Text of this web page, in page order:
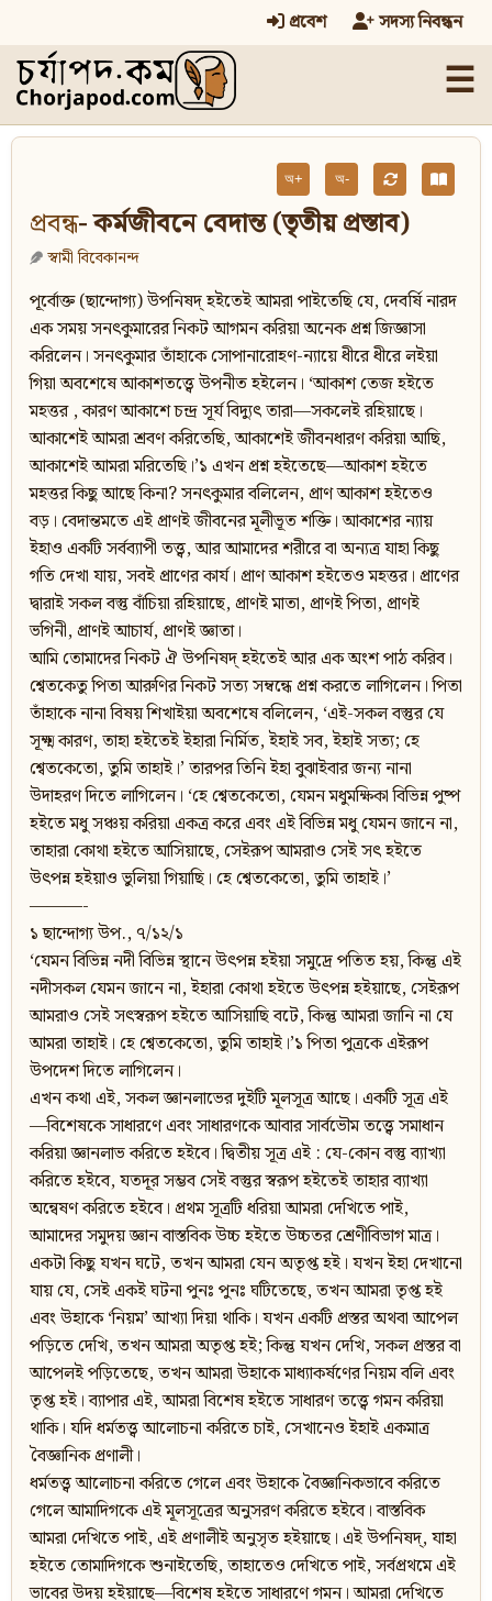
প্রবেশ সদস্য নিবন্ধন
☰
অ+ অ-
প্রবন্ধ- কর্মজীবনে বেদান্ত (তৃতীয় প্রস্তাব)
স্বামী বিবেকানন্দ
পূর্বোক্ত (ছান্দোগ্য) উপনিষদ‍্ হইতেই আমরা পাইতেছি যে, দেবর্ষি নারদ
এক সময় সনৎকুমারের নিকট আগমন করিয়া অনেক প্রশ্ন জিজ্ঞাসা
করিলেন। সনৎকুমার তাঁহাকে সোপানারোহণ-ন্যায়ে ধীরে ধীরে লইয়া
গিয়া অবশেষে আকাশতত্ত্বে উপনীত হইলেন। ‘আকাশ তেজ হইতে
মহত্তর , কারণ আকাশে চন্দ্র সূর্য বিদ্যুৎ তারা—সকলেই রহিয়াছে।
আকাশেই আমরা শ্রবণ করিতেছি, আকাশেই জীবনধারণ করিয়া আছি,
আকাশেই আমরা মরিতেছি।’১ এখন প্রশ্ন হইতেছে—আকাশ হইতে
মহত্তর কিছু আছে কিনা? সনৎকুমার বলিলেন, প্রাণ আকাশ হইতেও
বড়। বেদান্তমতে এই প্রাণই জীবনের মূলীভূত শক্তি। আকাশের ন্যায়
ইহাও একটি সর্বব্যাপী তত্ত্ব, আর আমাদের শরীরে বা অন্যত্র যাহা কিছু
গতি দেখা যায়, সবই প্রাণের কার্য। প্রাণ আকাশ হইতেও মহত্তর। প্রাণের
দ্বারাই সকল বস্তু বাঁচিয়া রহিয়াছে, প্রাণই মাতা, প্রাণই পিতা, প্রাণই
ভগিনী, প্রাণই আচার্য, প্রাণই জ্ঞাতা।
আমি তোমাদের নিকট ঐ উপনিষদ‍্ হইতেই আর এক অংশ পাঠ করিব।
শ্বেতকেতু পিতা আরুণির নিকট সত্য সম্বন্ধে প্রশ্ন করতে লাগিলেন। পিতা
তাঁহাকে নানা বিষয় শিখাইয়া অবশেষে বলিলেন, ‘এই-সকল বস্তুর যে
সূক্ষ্ম কারণ, তাহা হইতেই ইহারা নির্মিত, ইহাই সব, ইহাই সত্য; হে
শ্বেতকেতো, তুমি তাহাই।’ তারপর তিনি ইহা বুঝাইবার জন্য নানা
উদাহরণ দিতে লাগিলেন। ‘হে শ্বেতকেতো, যেমন মধুমক্ষিকা বিভিন্ন পুষ্প
হইতে মধু সঞ্চয় করিয়া একত্র করে এবং এই বিভিন্ন মধু যেমন জানে না,
তাহারা কোথা হইতে আসিয়াছে, সেইরূপ আমরাও সেই সৎ হইতে
উৎপন্ন হইয়াও ভুলিয়া গিয়াছি। হে শ্বেতকেতো, তুমি তাহাই।’
———-
১ ছান্দোগ্য উপ., ৭/১২/১
‘যেমন বিভিন্ন নদী বিভিন্ন স্থানে উৎপন্ন হইয়া সমুদ্রে পতিত হয়, কিন্তু এই
নদীসকল যেমন জানে না, ইহারা কোথা হইতে উৎপন্ন হইয়াছে, সেইরূপ
আমরাও সেই সৎস্বরূপ হইতে আসিয়াছি বটে, কিন্তু আমরা জানি না যে
আমরা তাহাই। হে শ্বেতকেতো, তুমি তাহাই।’১ পিতা পুত্রকে এইরূপ
উপদেশ দিতে লাগিলেন।
এখন কথা এই, সকল জ্ঞানলাভের দুইটি মূলসূত্র আছে। একটি সূত্র এই
—বিশেষকে সাধারণে এবং সাধারণকে আবার সার্বভৌম তত্ত্বে সমাধান
করিয়া জ্ঞানলাভ করিতে হইবে। দ্বিতীয় সূত্র এই : যে-কোন বস্তু ব্যাখ্যা
করিতে হইবে, যতদূর সম্ভব সেই বস্তুর স্বরূপ হইতেই তাহার ব্যাখ্যা
অন্বেষণ করিতে হইবে। প্রথম সূত্রটি ধরিয়া আমরা দেখিতে পাই,
আমাদের সমুদয় জ্ঞান বাস্তবিক উচ্চ হইতে উচ্চতর শ্রেণীবিভাগ মাত্র।
একটা কিছু যখন ঘটে, তখন আমরা যেন অতৃপ্ত হই। যখন ইহা দেখানো
যায় যে, সেই একই ঘটনা পুনঃ পুনঃ ঘটিতেছে, তখন আমরা তৃপ্ত হই
এবং উহাকে ‘নিয়ম’ আখ্যা দিয়া থাকি। যখন একটি প্রস্তর অথবা আপেল
পড়িতে দেখি, তখন আমরা অতৃপ্ত হই; কিন্তু যখন দেখি, সকল প্রস্তর বা
আপেলই পড়িতেছে, তখন আমরা উহাকে মাধ্যাকর্ষণের নিয়ম বলি এবং
তৃপ্ত হই। ব্যাপার এই, আমরা বিশেষ হইতে সাধারণ তত্ত্বে গমন করিয়া
থাকি। যদি ধর্মতত্ত্ব আলোচনা করিতে চাই, সেখানেও ইহাই একমাত্র
বৈজ্ঞানিক প্রণালী।
ধর্মতত্ত্ব আলোচনা করিতে গেলে এবং উহাকে বৈজ্ঞানিকভাবে করিতে
গেলে আমাদিগকে এই মূলসূত্রের অনুসরণ করিতে হইবে। বাস্তবিক
আমরা দেখিতে পাই, এই প্রণালীই অনুসৃত হইয়াছে। এই উপনিষদ‍্, যাহা
হইতে তোমাদিগকে শুনাইতেছি, তাহাতেও দেখিতে পাই, সর্বপ্রথমে এই
ভাবের উদয় হইয়াছে—বিশেষ হইতে সাধারণে গমন। আমরা দেখিতে